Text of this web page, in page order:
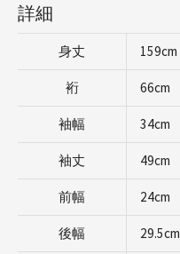
詳細
身丈 159cm
裄 66cm
袖幅 34cm
袖丈 49cm
前幅 24cm
後幅 29.5cm